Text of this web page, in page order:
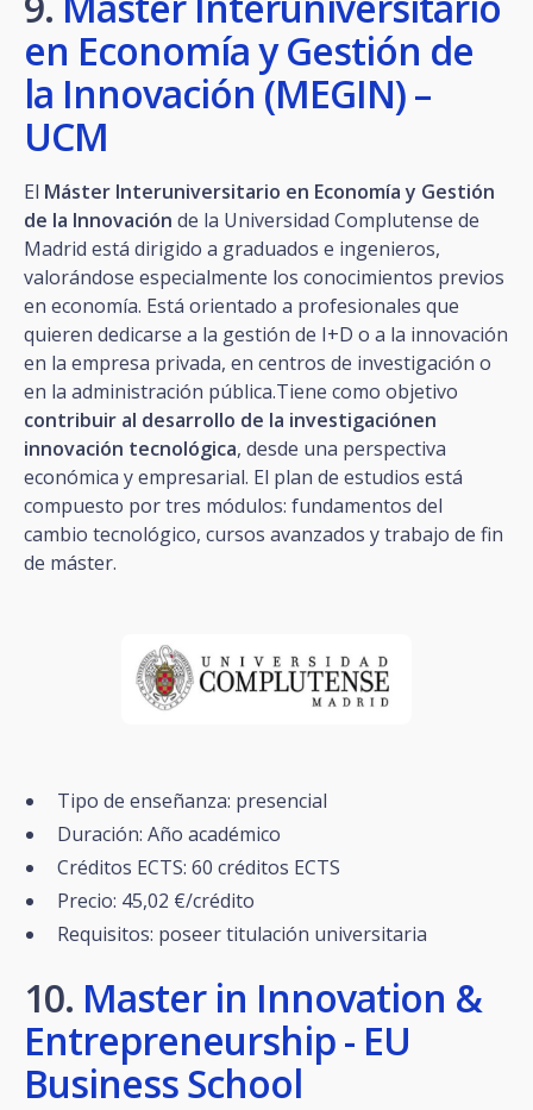
en Economía y Gestión de
la Innovación (MEGIN) –
UCM
El Máster Interuniversitario en Economía y Gestión
de la Innovación de la Universidad Complutense de
Madrid está dirigido a graduados e ingenieros,
valorándose especialmente los conocimientos previos
en economía. Está orientado a profesionales que
quieren dedicarse a la gestión de I+D o a la innovación
en la empresa privada, en centros de investigación o
en la administración pública.Tiene como objetivo
contribuir al desarrollo de la investigaciónen
innovación tecnológica, desde una perspectiva
económica y empresarial. El plan de estudios está
compuesto por tres módulos: fundamentos del
cambio tecnológico, cursos avanzados y trabajo de fin
de máster.
Tipo de enseñanza: presencial
Duración: Año académico
Créditos ECTS: 60 créditos ECTS
Precio: 45,02 €/crédito
Requisitos: poseer titulación universitaria
10. Master in Innovation &
Entrepreneurship - EU
Business School